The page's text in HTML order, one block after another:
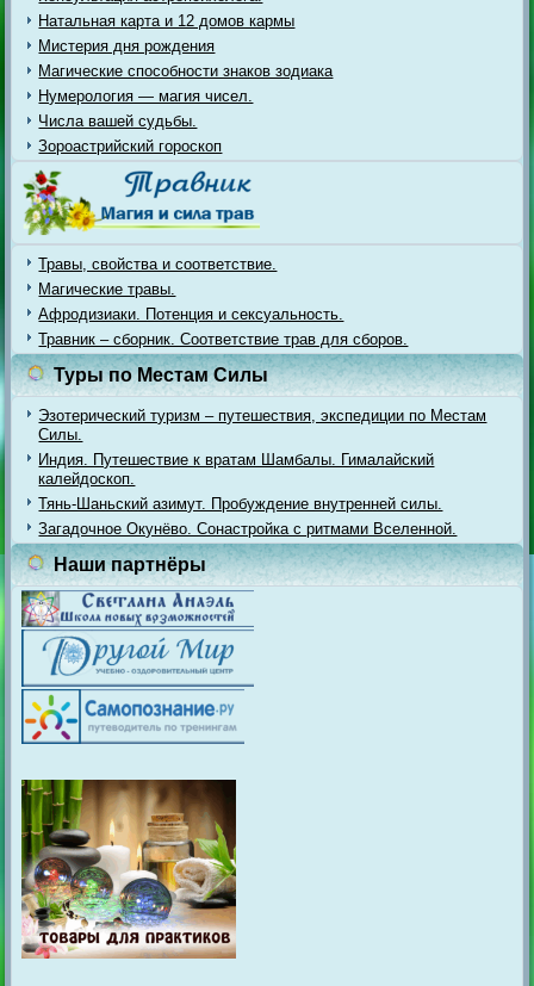
Натальная карта и 12 домов кармы
Мистерия дня рождения
Магические способности знаков зодиака
Нумерология — магия чисел.
Числа вашей судьбы.
Зороастрийский гороскоп
Травы, свойства и соответствие.
Магические травы.
Афродизиаки. Потенция и сексуальность.
Травник – сборник. Соответствие трав для сборов.
Туры по Местам Силы
Эзотерический туризм – путешествия, экспедиции по Местам
Силы.
Индия. Путешествие к вратам Шамбалы. Гималайский
калейдоскоп.
Тянь-Шаньский азимут. Пробуждение внутренней силы.
Загадочное Окунёво. Сонастройка с ритмами Вселенной.
Наши партнёры